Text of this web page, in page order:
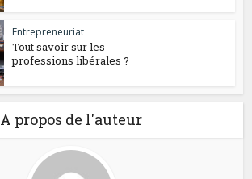
Entrepreneuriat
Tout savoir sur les
professions libérales ?
A propos de l'auteur